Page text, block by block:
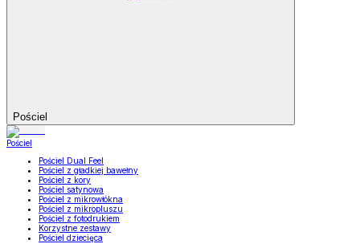
Pościel
Pościel
Pościel Dual Feel
Pościel z gładkiej bawełny
Pościel z kory
Pościel satynowa
Pościel z mikrowłókna
Pościel z mikropluszu
Pościel z fotodrukiem
Korzystne zestawy
Pościel dziecięca